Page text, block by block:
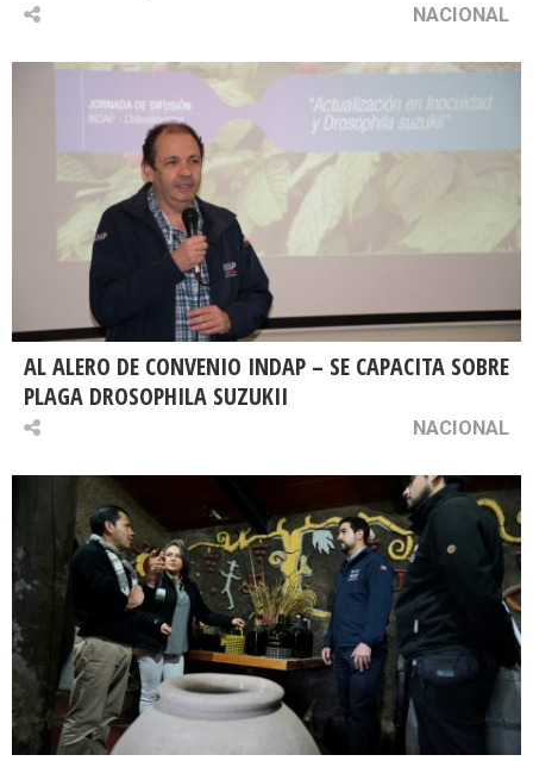
NACIONAL
AL ALERO DE CONVENIO INDAP – SE CAPACITA SOBRE
PLAGA DROSOPHILA SUZUKII
NACIONAL